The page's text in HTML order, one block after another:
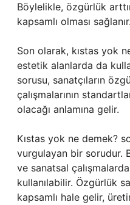
Böylelikle, özgürlük
kapsamlı olması sağlanır.
Son olarak, kıstas yok
estetik alanlarda da
sorusu, sanatçıların
çalışmalarının
olacağı anlamına gelir.
Kıstas yok ne demek?
vurgulayan bir sorudur.
ve sanatsal
kullanılabilir. Özgürlük
kapsamlı hale gelir,